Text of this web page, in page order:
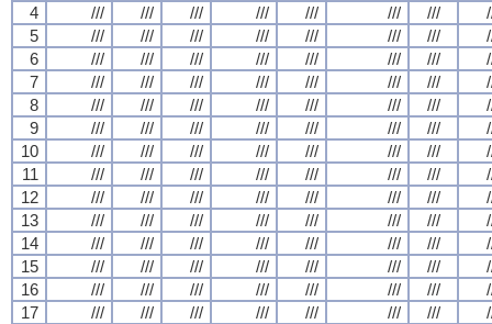
4
/// /// /// /// /// /// ///
5
/// /// /// /// /// /// ///
6
/// /// /// /// /// /// ///
7
/// /// /// /// /// /// ///
8
/// /// /// /// /// /// ///
9
/// /// /// /// /// /// ///
10
/// /// /// /// /// /// ///
11
/// /// /// /// /// /// ///
12
/// /// /// /// /// /// ///
13
/// /// /// /// /// /// ///
14
/// /// /// /// /// /// ///
15
/// /// /// /// /// /// ///
16
/// /// /// /// /// /// ///
17
/// /// /// /// /// /// ///
4
/// /// /// /// /// /// ///
5
/// /// /// /// /// /// ///
6
/// /// /// /// /// /// ///
7
/// /// /// /// /// /// ///
8
/// /// /// /// /// /// ///
9
/// /// /// /// /// /// ///
10
/// /// /// /// /// /// ///
11
/// /// /// /// /// /// ///
12
/// /// /// /// /// /// ///
13
/// /// /// /// /// /// ///
14
/// /// /// /// /// /// ///
15
/// /// /// /// /// /// ///
16
/// /// /// /// /// /// ///
17
/// /// /// /// /// /// ///
4
/// /// /// /// /// /// ///
5
/// /// /// /// /// /// ///
6
/// /// /// /// /// /// ///
7
/// /// /// /// /// /// ///
8
/// /// /// /// /// /// ///
9
/// /// /// /// /// /// ///
10
/// /// /// /// /// /// ///
11
/// /// /// /// /// /// ///
12
/// /// /// /// /// /// ///
13
/// /// /// /// /// /// ///
14
/// /// /// /// /// /// ///
15
/// /// /// /// /// /// ///
16
/// /// /// /// /// /// ///
17
/// /// /// /// /// /// ///
4
/// /// /// /// /// /// ///
5
/// /// /// /// /// /// ///
6
/// /// /// /// /// /// ///
7
/// /// /// /// /// /// ///
8
/// /// /// /// /// /// ///
9
/// /// /// /// /// /// ///
10
/// /// /// /// /// /// ///
11
/// /// /// /// /// /// ///
12
/// /// /// /// /// /// ///
13
/// /// /// /// /// /// ///
14
/// /// /// /// /// /// ///
15
/// /// /// /// /// /// ///
16
/// /// /// /// /// /// ///
17
/// /// /// /// /// /// ///